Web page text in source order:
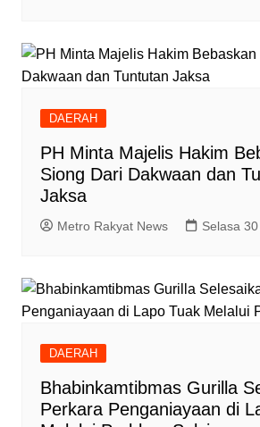
DAERAH
PH Minta Majelis Hakim
Siong Dari Dakwaan dan
Jaksa
Metro Rakyat News Selasa
DAERAH
Bhabinkamtibmas Gurilla
Perkara Penganiayaan di